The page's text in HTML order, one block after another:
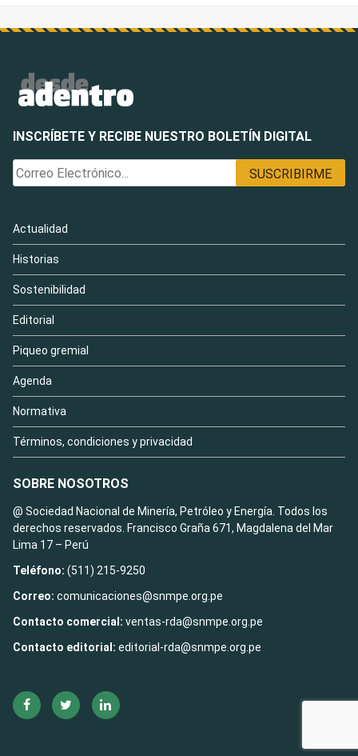
INSCRÍBETE Y RECIBE NUESTRO BOLETÍN DIGITAL
Actualidad
Historias
Sostenibilidad
Editorial
Piqueo gremial
Agenda
Normativa
Términos, condiciones y privacidad
SOBRE NOSOTROS
@ Sociedad Nacional de Minería, Petróleo y Energía. Todos los
derechos reservados. Francisco Graña 671, Magdalena del Mar
Lima 17 – Perú
Teléfono: (511) 215-9250
Correo: comunicaciones@snmpe.org.pe
Contacto comercial: ventas-rda@snmpe.org.pe
Contacto editorial: editorial-rda@snmpe.org.pe